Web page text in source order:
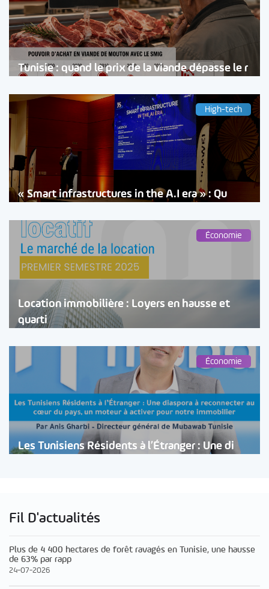
Tunisie : quand le prix de la viande dépasse le r
High-tech
« Smart infrastructures in the A.I era » : Qu
Économie
Location immobilière : Loyers en hausse et
quarti
Économie
Les Tunisiens Résidents à l’Étranger : Une di
Fil D'actualités
Plus de 4 400 hectares de forêt ravagés en Tunisie, une hausse
de 63% par rapp
24-07-2026